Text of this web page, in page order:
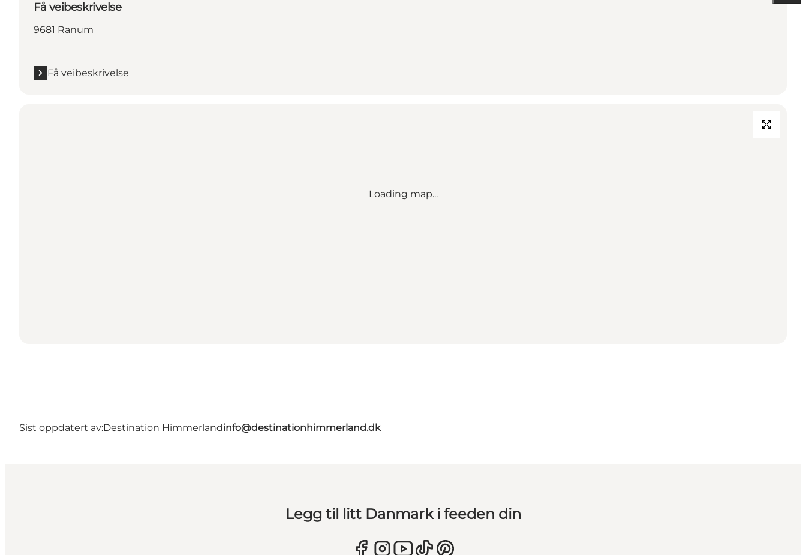
Få veibeskrivelse
9681 Ranum
Få veibeskrivelse
Loading map...
Sist oppdatert av:Destination Himmerlandinfo@destinationhimmerland.dk
Legg til litt Danmark i feeden din